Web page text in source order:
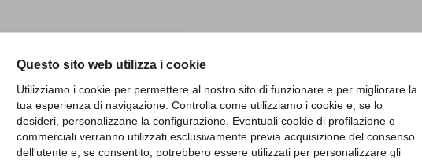
Questo sito web utilizza i cookie
Utilizziamo i cookie per permettere al nostro sito di funzionare e per migliorare la
tua esperienza di navigazione. Controlla come utilizziamo i cookie e, se lo
desideri, personalizzane la configurazione. Eventuali cookie di profilazione o
commerciali verranno utilizzati esclusivamente previa acquisizione del consenso
dell'utente e, se consentito, potrebbero essere utilizzati per personalizzare gli